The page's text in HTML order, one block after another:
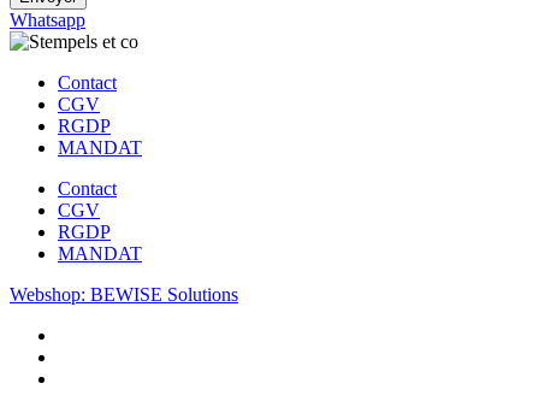
Whatsapp
Contact
CGV
RGDP
MANDAT
Contact
CGV
RGDP
MANDAT
Webshop: BEWISE Solutions